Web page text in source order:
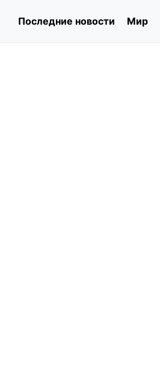
Последние новости Мир